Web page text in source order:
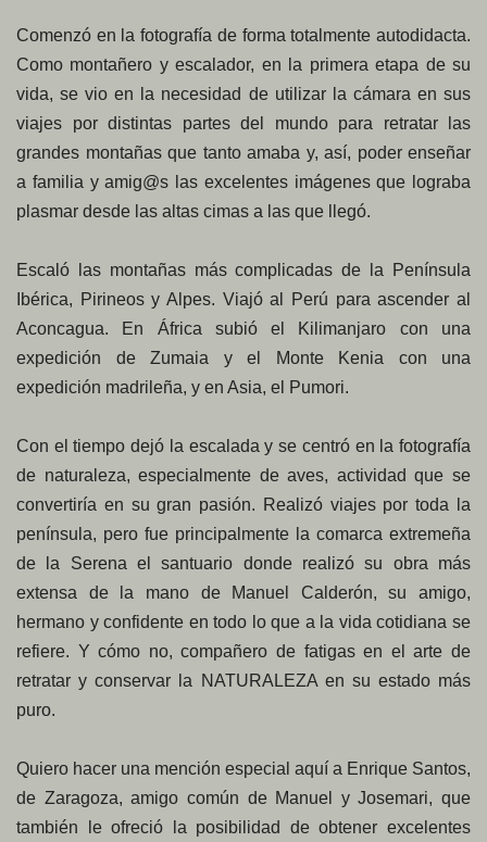
Comenzó en la fotografía de forma totalmente autodidacta.
Como montañero y escalador, en la primera etapa de su
vida, se vio en la necesidad de utilizar la cámara en sus
viajes por distintas partes del mundo para retratar las
grandes montañas que tanto amaba y, así, poder enseñar
a familia y amig@s las excelentes imágenes que lograba
plasmar desde las altas cimas a las que llegó.
Escaló las montañas más complicadas de la Península
Ibérica, Pirineos y Alpes. Viajó al Perú para ascender al
Aconcagua. En África subió el Kilimanjaro con una
expedición de Zumaia y el Monte Kenia con una
expedición madrileña, y en Asia, el Pumori.
Con el tiempo dejó la escalada y se centró en la fotografía
de naturaleza, especialmente de aves, actividad que se
convertiría en su gran pasión. Realizó viajes por toda la
península, pero fue principalmente la comarca extremeña
de la Serena el santuario donde realizó su obra más
extensa de la mano de Manuel Calderón, su amigo,
hermano y confidente en todo lo que a la vida cotidiana se
refiere. Y cómo no, compañero de fatigas en el arte de
retratar y conservar la NATURALEZA en su estado más
puro.
Quiero hacer una mención especial aquí a Enrique Santos,
de Zaragoza, amigo común de Manuel y Josemari, que
también le ofreció la posibilidad de obtener excelentes